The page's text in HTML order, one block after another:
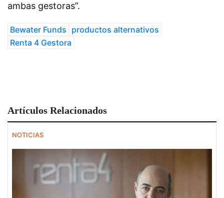
ambas gestoras”.
Bewater Funds productos alternativos
Renta 4 Gestora
Artículos Relacionados
NOTICIAS